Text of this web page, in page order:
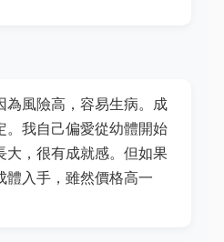
為風險高，容易生病。成
。我自己偏愛從幼體開始
大，很有成就感。但如果
體入手，雖然價格高一